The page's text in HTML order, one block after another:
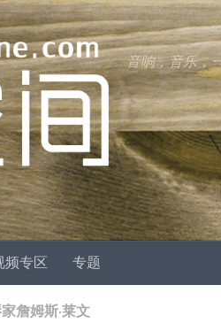
音响，音乐，
频专区 专题
詹姆斯·莱文